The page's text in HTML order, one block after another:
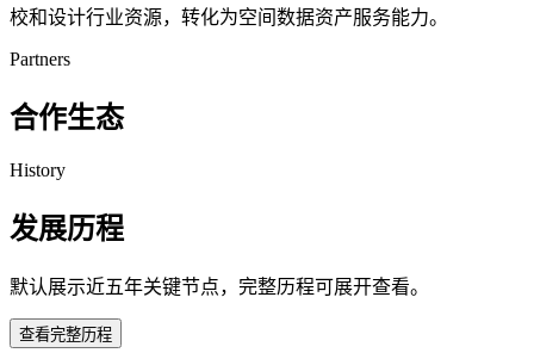
校和设计行业资源，转化为空间数据资产服务能力。
Partners
合作生态
History
发展历程
默认展示近五年关键节点，完整历程可展开查看。
查看完整历程